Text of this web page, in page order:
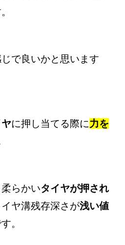
で良いかと思います
に押し当てる際に力を
柔らかいタイヤが押され
ヤ溝残存深さが浅い値
。